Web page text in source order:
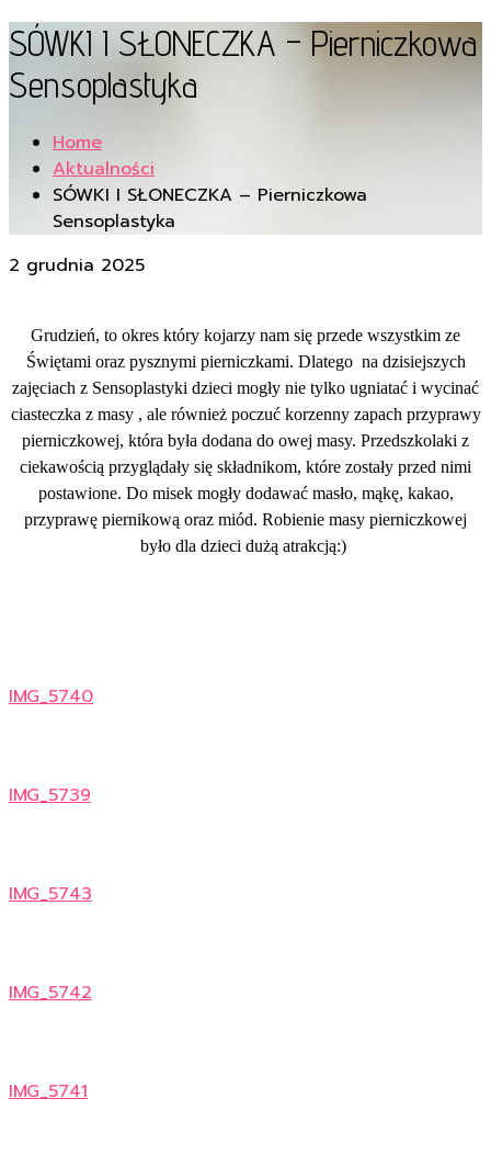
SÓWKI I SŁONECZKA – Pierniczkowa
Sensoplastyka
Home
Aktualności
SÓWKI I SŁONECZKA – Pierniczkowa
Sensoplastyka
2 grudnia 2025
Grudzień, to okres który kojarzy nam się przede wszystkim ze
Świętami oraz pysznymi pierniczkami. Dlatego na dzisiejszych
zajęciach z Sensoplastyki dzieci mogły nie tylko ugniatać i wycinać
ciasteczka z masy , ale również poczuć korzenny zapach przyprawy
pierniczkowej, która była dodana do owej masy. Przedszkolaki z
ciekawością przyglądały się składnikom, które zostały przed nimi
postawione. Do misek mogły dodawać masło, mąkę, kakao,
przyprawę piernikową oraz miód. Robienie masy pierniczkowej
było dla dzieci dużą atrakcją:)
IMG_5740
IMG_5739
IMG_5743
IMG_5742
IMG_5741